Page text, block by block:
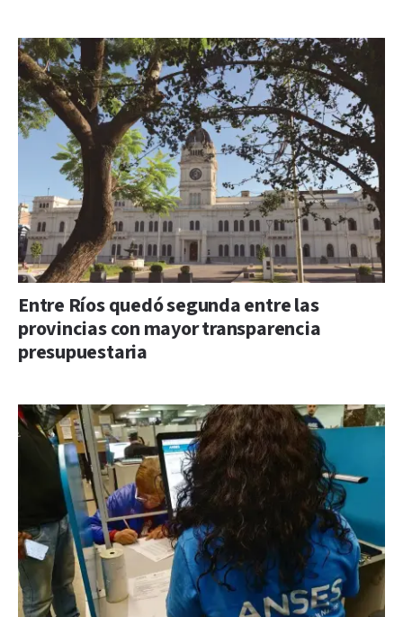
Entre Ríos quedó segunda entre las
provincias con mayor transparencia
presupuestaria